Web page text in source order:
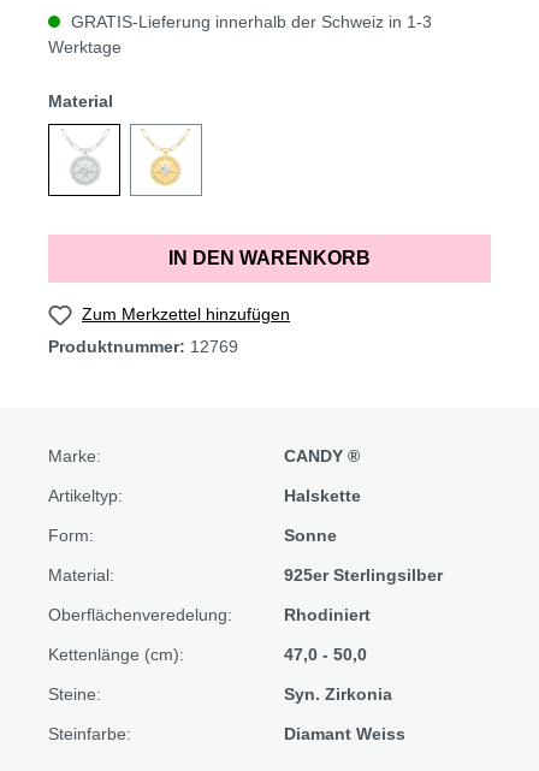
GRATIS-Lieferung innerhalb der Schweiz in 1-3
Werktage
Material
IN DEN WARENKORB
Zum Merkzettel hinzufügen
Produktnummer: 12769
Marke: CANDY ®
Artikeltyp: Halskette
Form: Sonne
Material: 925er Sterlingsilber
Oberflächenveredelung: Rhodiniert
Kettenlänge (cm): 47,0 - 50,0
Steine: Syn. Zirkonia
Steinfarbe: Diamant Weiss